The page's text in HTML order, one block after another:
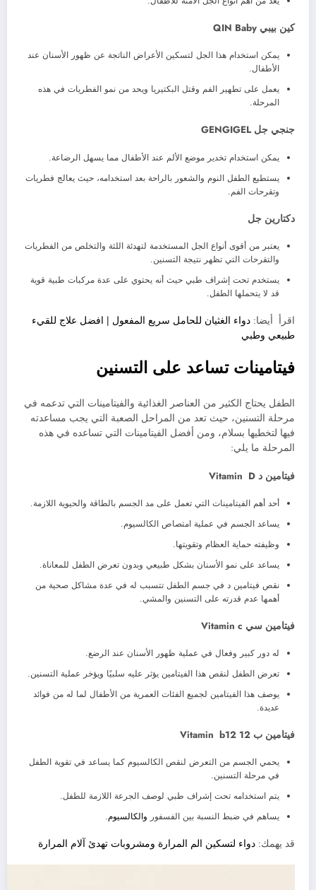
كين بيبي QIN Baby
يمكن استخدام هذا الجل لتسكين الأعراض الناتجة عن ظهور الأسنان عند
الأطفال.
يعمل على تطهير الفم وقتل البكتيريا ويحد من نمو الفطريات في هذه
المرحلة.
جنجي جل GENGIGEL
يمكن استخدام تخدير موضع الألم عند الأطفال مما يسهل الرضاعة.
يستطيع الطفل النوم والشعور بالراحة بعد استخدامه، حيث يعالج فطريات
وتقرحات الفم.
دكتارين جل
يعتبر من أقوى أنواع الجل المستخدمة لتهدئة اللثة والتخلص من الفطريات
والتقرحات التي تظهر نتيجة التسنين.
يستخدم تحت إشراف طبي حيث أنه يحتوي على عدة مركبات طبية قوية
قد لا يتحملها الطفل.
اقرأ أيضا: دواء الغثيان للحامل سريع المفعول | افضل علاج للقيء
طبيعي وطبي
فيتامينات تساعد على التسنين
الطفل يحتاج الكثير من العناصر الغذائية والفيتامينات التي تدعمه في
مرحلة التسنين، حيث تعد من المراحل الصعبة التي يجب مساعدته
فيها لتخطيها بسلام، ومن أفضل الفيتامينات التي تساعده في هذه
المرحلة ما يلي:
فيتامين د Vitamin D
أحد أهم الفيتامينات التي تعمل على مد الجسم بالطاقة والحيوية اللازمة.
يساعد الجسم في عملية امتصاص الكالسيوم.
وظيفته حماية العظام وتقويتها.
يساعد على نمو الأسنان بشكل طبيعي وبدون تعرض الطفل للمعاناة.
نقص فيتامين د في جسم الطفل تتسبب له في عدة مشاكل صحية من
أهمها عدم قدرته على التسنين والمشي.
فيتامين سي Vitamin c
له دور كبير وفعال في عملية ظهور الأسنان عند الرضع.
تعرض الطفل لنقص هذا الفيتامين يؤثر عليه سلبيًا ويؤخر عملية التسنين.
يوصف هذا الفيتامين لجميع الفئات العمرية من الأطفال لما له من فوائد
عديدة.
فيتامين ب 12 Vitamin b12
يحمي الجسم من التعرض لنقص الكالسيوم كما يساعد في تقوية الطفل
في مرحلة التسنين.
يتم استخدامه تحت إشراف طبي لوصف الجرعة اللازمة للطفل.
يساهم في ضبط النسبة بين الفسفور والكالسيوم.
قد يهمك: دواء لتسكين الم المرارة ومشروبات تهدئ آلام المرارة